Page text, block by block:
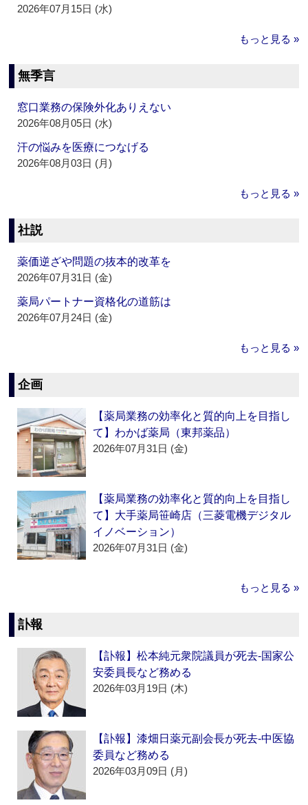
2026年07月15日 (水)
もっと見る »
無季言
窓口業務の保険外化ありえない
2026年08月05日 (水)
汗の悩みを医療につなげる
2026年08月03日 (月)
もっと見る »
社説
薬価逆ざや問題の抜本的改革を
2026年07月31日 (金)
薬局パートナー資格化の道筋は
2026年07月24日 (金)
もっと見る »
企画
【薬局業務の効率化と質的向上を目指し
て】わかば薬局（東邦薬品）
2026年07月31日 (金)
【薬局業務の効率化と質的向上を目指し
て】大手薬局笹崎店（三菱電機デジタル
イノベーション）
2026年07月31日 (金)
もっと見る »
訃報
【訃報】松本純元衆院議員が死去‐国家公
安委員長など務める
2026年03月19日 (木)
【訃報】漆畑日薬元副会長が死去‐中医協
委員など務める
2026年03月09日 (月)